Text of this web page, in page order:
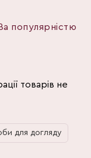
популярністю
товарів не
для догляду